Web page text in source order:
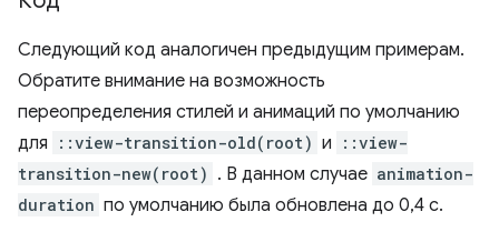
Следующий код аналогичен предыдущим примерам.
Обратите внимание на возможность
переопределения стилей и анимаций по умолчанию
для
::view-transition-old(root) и
::view-
transition-new(root) . В данном случае animation-
duration по умолчанию была обновлена ​​до 0,4 с.